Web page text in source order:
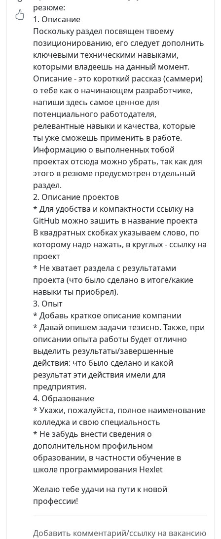
резюме:
1. Описание
Поскольку раздел посвящен твоему
позиционированию, его следует дополнить
ключевыми техническими навыками,
которыми владеешь на данный момент.
Описание - это короткий рассказ (саммери)
о тебе как о начинающем разработчике,
напиши здесь самое ценное для
потенциального работодателя,
релевантные навыки и качества, которые
ты уже сможешь применить в работе.
Информацию о выполненных тобой
проектах отсюда можно убрать, так как для
этого в резюме предусмотрен отдельный
раздел.
2. Описание проектов
* Для удобства и компактности ссылку на
GitHub можно зашить в название проекта
В квадратных скобках указываем слово, по
которому надо нажать, в круглых - ссылку на
проект
* Не хватает раздела с результатами
проекта (что было сделано в итоге/какие
навыки ты приобрел).
3. Опыт
* Добавь краткое описание компании
* Давай опишем задачи тезисно. Также, при
описании опыта работы будет отлично
выделить результаты/завершенные
действия: что было сделано и какой
результат эти действия имели для
предприятия.
4. Образование
* Укажи, пожалуйста, полное наименование
колледжа и свою специальность
* Не забудь внести сведения о
дополнительном профильном
образовании, в частности обучение в
школе программирования Hexlet
Желаю тебе удачи на пути к новой
профессии!
Добавить комментарий/ссылку на вакансию